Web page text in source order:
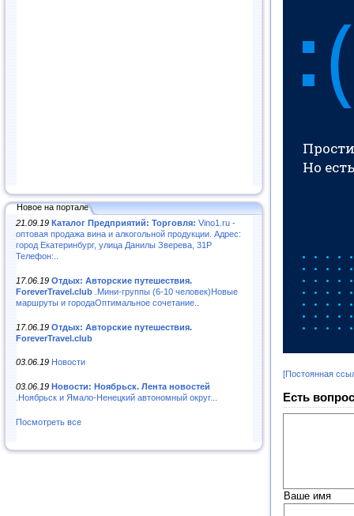
Новое на портале
21.09.19 Каталог Предприятий: Торговля: Vino1.ru -
оптовая продажа вина и алкогольной продукции. Адрес:
город Екатеринбург, улица Данилы Зверева, 31Р
Телефон:..
17.06.19 Отдых: Авторские путешествия.
ForeverTravel.club .Мини-группы (6-10 человек)Новые
маршруты и городаОптимальное сочетание..
17.06.19 Отдых: Авторские путешествия.
ForeverTravel.club
03.06.19 Новости
03.06.19 Новости: Ноябрьск. Лента новостей
.Ноябрьск и Ямало-Ненецкий автономный округ...
Посмотреть все
[Постоянная
Есть
Ваше имя